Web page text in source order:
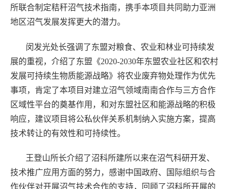
所联合制定秸秆沼气技术指南，携手本项目共同助力亚洲
地区沼气发展发挥更大的潜力。
闵发光处长强调了东盟对粮食、农业和林业可持续发
展的重视，介绍了东盟《2020-2030年东盟农业社区和农村
发展可持续生物质能源战略》将农业废弃物处理作为优先
事项，肯定了本项目对建立沼气领域南南合作与三方合作
区域性平台的奠基作用，和对东盟社区和能源战略的积极
响应，建议项目将公私伙伴关系机制纳入实施方案，提高
技术转让的有效性和可持续性。
王登山所长介绍了沼科所建所以来在沼气科研开发、
技术推广应用方面的努力，感谢中国政府、国际组织与合
作伙伴对开展沼气技术合作的支持，回顾了沼科所开展的